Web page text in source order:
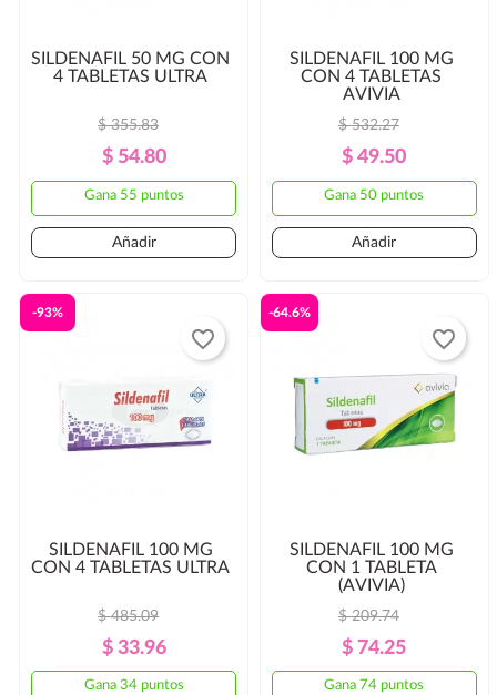
SILDENAFIL 50 MG CON
4 TABLETAS ULTRA
Precio
Regular
$ 355.83
Precio
$ 54.80
Gana 55 puntos
Añadir
SILDENAFIL 100 MG
CON 4 TABLETAS
AVIVIA
Precio
Regular
$ 532.27
Precio
$ 49.50
Gana 50 puntos
Añadir
SILDENAFIL 100 MG
CON 4 TABLETAS ULTRA
Precio
Regular
$ 485.09
Precio
$ 33.96
Gana 34 puntos
-93%
favorite_border
SILDENAFIL 100 MG
CON 1 TABLETA
(AVIVIA)
Precio
Regular
$ 209.74
Precio
$ 74.25
Gana 74 puntos
-64.6%
favorite_border